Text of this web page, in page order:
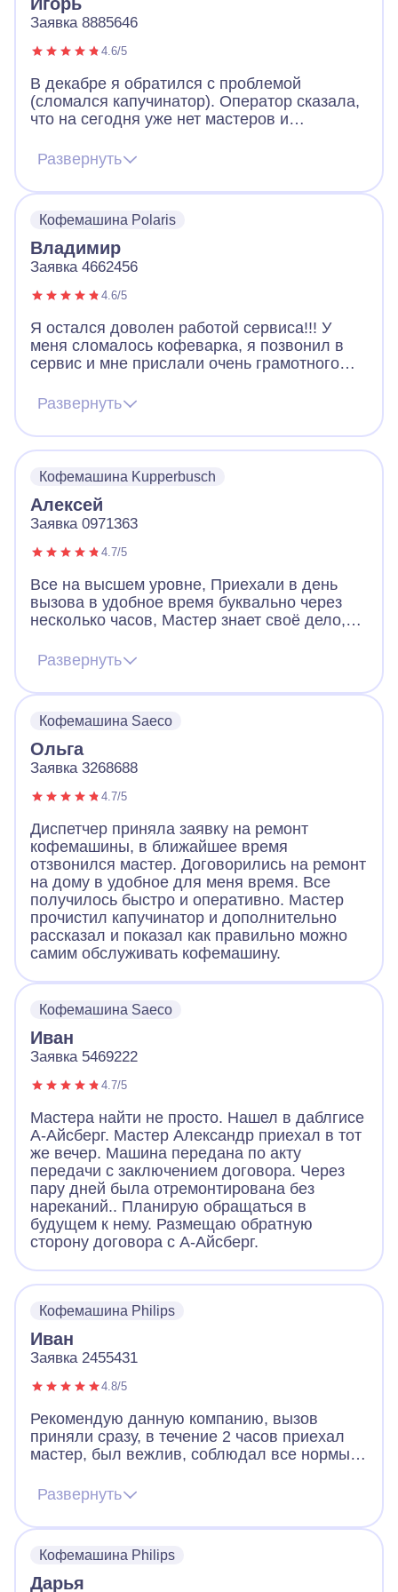
дал по уходу за аппаратом. Спасибо ввм, за
Заявка 8885646
4.6/5
В декабре я обратился с проблемой
(сломался капучинатор). Оператор сказала,
что на сегодня уже нет мастеров и
согласился и оставил свои контактные
данные. На следующий день мне позвонил
мастер. В договоренное время мастер
неисправность. Большое спасибо за
оперативность!
Развернуть
Кофемашина Polaris
Владимир
Заявка 4662456
4.6/5
Я остался доволен работой сервиса!!! У
меня сломалось кофеварка, я позвонил в
сервис и мне прислали очень грамотного
сразу обнаружил поломку . Делал долго и
проверял тоже долго, но работа этого
стоила, через несколько часов кофеварка
стала как новая, не где не протекала. Стала
как раньше работать исправно. Браво
хорошим мастерам!!! Спасибо.
Развернуть
Кофемашина Kupperbusch
Алексей
Заявка 0971363
4.7/5
Все на высшем уровне, Приехали в день
вызова в удобное время буквально через
несколько часов, Мастер знает своё дело,
сломанную кофемашину, в которой в отдел
отходов попадала вода. Проинформировал
и необходимости обслуживания хотя бы раз
использованию, теперь как новая. Спасибо!
Развернуть
Кофемашина Saeco
Ольга
Заявка 3268688
4.7/5
Диспетчер приняла заявку на ремонт
кофемашины, в ближайшее время
отзвонился мастер. Договорились на ремонт
на дому в удобное для меня время. Все
получилось быстро и оперативно. Мастер
прочистил капучинатор и дополнительно
рассказал и показал как правильно можно
самим обслуживать кофемашину.
Кофемашина Saeco
Иван
Заявка 5469222
4.7/5
Мастера найти не просто. Нашел в даблгисе
А-Айсберг. Мастер Александр приехал в тот
же вечер. Машина передана по акту
передачи с заключением договора. Через
пару дней была отремонтирована без
нареканий.. Планирую обращаться в
будущем к нему. Размещаю обратную
сторону договора с А-Айсберг.
Кофемашина Philips
Иван
Заявка 2455431
4.8/5
Рекомендую данную компанию, вызов
приняли сразу, в течение 2 часов приехал
мастер, был вежлив, соблюдал все нормы,
кофемашина, а точнее емкость с отходами.
В процессе ремонта объяснил все изъяны и
прорекомендовал хотя бы раз в год чистить
Развернуть
Кофемашина Philips
Дарья